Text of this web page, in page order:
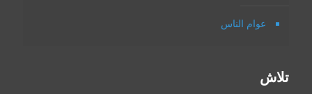
عوام الناس
تلاش